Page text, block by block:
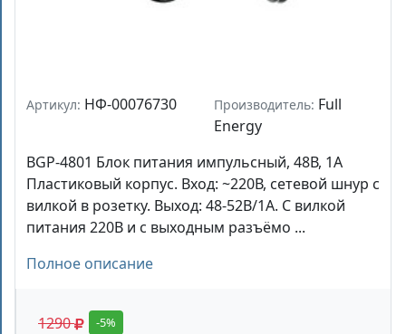
Артикул: НФ-00076730 Производитель: Full
Energy
BGP-4801 Блок питания импульсный, 48В, 1А
Пластиковый корпус. Вход: ~220В, сетевой шнур с
вилкой в розетку. Выход: 48-52В/1А. С вилкой
питания 220В и с выходным разъёмо ...
Полное описание
1290 -5%